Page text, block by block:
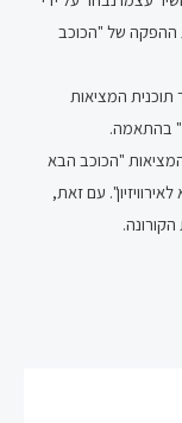
ההפקה של "הכוכב
בגמר תוכנית המציאות
בהתאמה.
המציאות "הכוכב הבא
עם זאת,